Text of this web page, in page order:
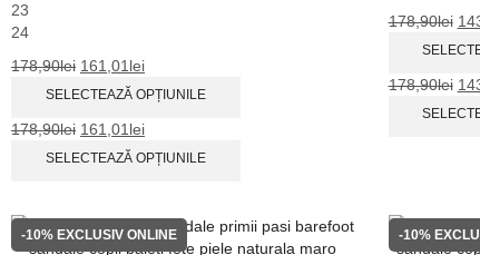
23
24
178,90lei 161,01lei
SELECTEAZĂ OPȚIUNILE
178,90lei 161,01lei
SELECTEAZĂ OPȚIUNILE
178,90lei
178,90lei
-10% EXCLUSIV ONLINE -10%